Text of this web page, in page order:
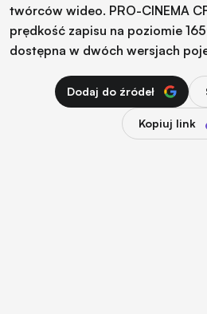
twórców wideo. PRO-CINEMA
prędkość zapisu na poziomie
dostępna w dwóch wersjach
Dodaj do źródeł
Kopiuj link